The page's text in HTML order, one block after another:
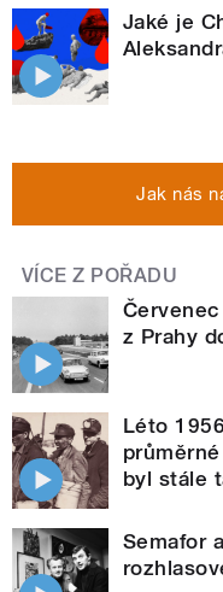
Jaké je
Jak nás
VÍCE Z POŘADU
z Prahy
Léto
byl stále
Semafor